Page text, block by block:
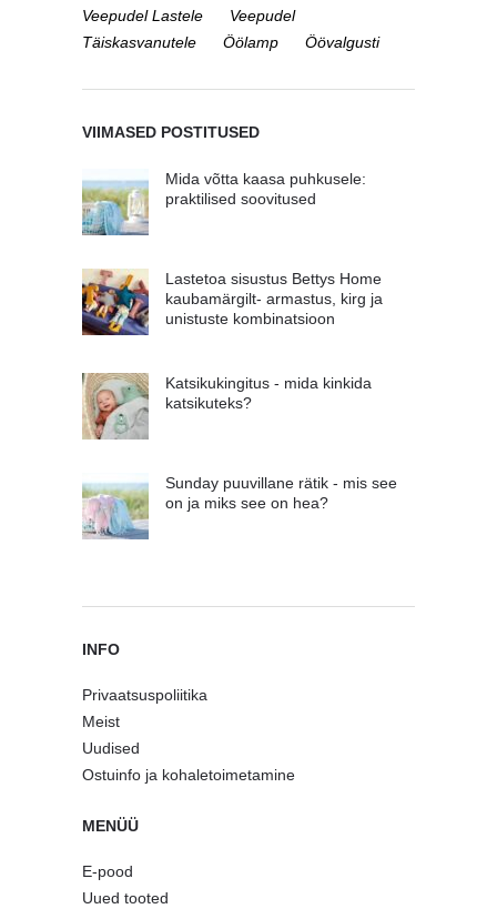
Veepudel Lastele
Veepudel
Täiskasvanutele
Öölamp Öövalgusti
VIIMASED POSTITUSED
Mida võtta kaasa puhkusele:
praktilised soovitused
Lastetoa sisustus Bettys Home
kaubamärgilt- armastus, kirg ja
unistuste kombinatsioon
Katsikukingitus - mida kinkida
katsikuteks?
Sunday puuvillane rätik - mis see
on ja miks see on hea?
INFO
Privaatsuspoliitika
Meist
Uudised
Ostuinfo ja kohaletoimetamine
MENÜÜ
E-pood
Uued tooted